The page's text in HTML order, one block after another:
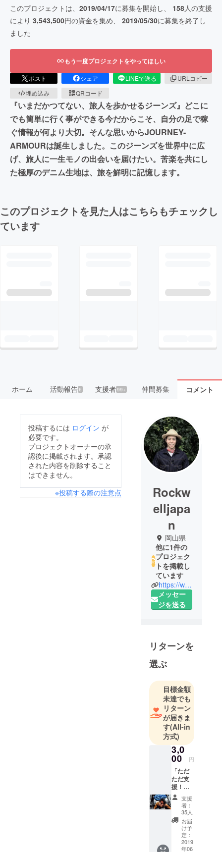
このプロジェクトは、 2019/04/17に募集を開始し、 158人の支援
により 3,543,500円の資金を集め、 2019/05/30に募集を終了し
ました
もう一度プロジェクトをやってほしい
ポスト シェア LINEで送る
URLコピー
埋め込み
QRコード
『いまだかつてない、旅人を歩かせるジーンズ』どこに
でも簡単に行く事ができる今だからこそ、自分の足で稼
ぐ情報が何より大切。そんな思いからJOURNEY-
ARMOURは誕生しました。このジーンズを世界中に広
げ、旅人に一生モノの出会いを届けたい。苦楽を共にし
た極厚のデニム生地は、旅を鮮明に記憶します。
このプロジェクトを見た人はこちらもチェックし
ています
ホーム 活動報告6 支援者99+ 仲間募集 コメント
投稿するには ログイン が
必要です。
プロジェクトオーナーの承
認後に掲載されます。承認
された内容を削除すること
はできません。
※投稿する際の注意点
Rockw
elljapa
n
岡山県
他に1件の
プロジェク
トを掲載し
ています
https://www.rockwelljapan.com
メッセー
ジを送る
リターンを
選ぶ
目標金額
未達でも
リターン
が届きま
す(All-in
方式)
3,0
00 円
「ただ
ただ支
援！」
本プロ
ジェク
トを見
て興味
をお持
ちいた
だいた
方は是
支援
者：
35人
お届
け予
定：
2019
年06